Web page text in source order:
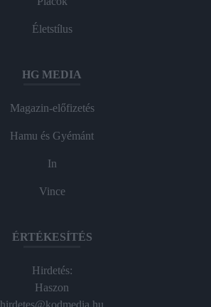
Életstílus
HG MEDIA
Magazin-előfizetés
Hamu és Gyémánt
In
Vince
ÉRTÉKESÍTÉS
Hirdetés:
Haszon
hirdetes@kodmedia.hu